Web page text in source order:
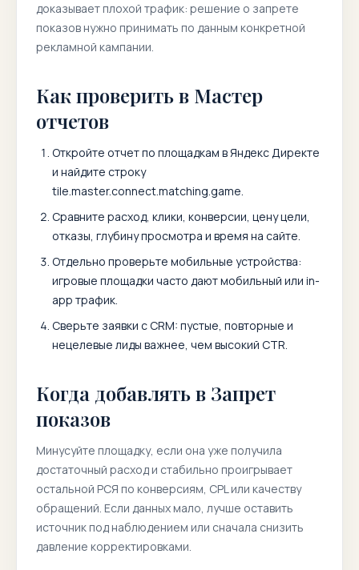
доказывает плохой трафик: решение о запрете
показов нужно принимать по данным конкретной
рекламной кампании.
Как проверить в Мастер
отчетов
Откройте отчет по площадкам в Яндекс Директе
и найдите строку
tile.master.connect.matching.game.
Сравните расход, клики, конверсии, цену цели,
отказы, глубину просмотра и время на сайте.
Отдельно проверьте мобильные устройства:
игровые площадки часто дают мобильный или in-
app трафик.
Сверьте заявки с CRM: пустые, повторные и
нецелевые лиды важнее, чем высокий CTR.
Когда добавлять в Запрет
показов
Минусуйте площадку, если она уже получила
достаточный расход и стабильно проигрывает
остальной РСЯ по конверсиям, CPL или качеству
обращений. Если данных мало, лучше оставить
источник под наблюдением или сначала снизить
давление корректировками.